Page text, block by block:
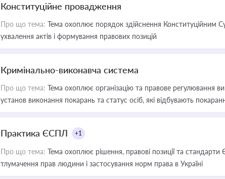
Конституційне провадження
Про що тема: Тема охоплює порядок здійснення Конституційним
ухвалення актів і формування правових позицій
Кримінально-виконавча система
Про що тема: Тема охоплює організацію та правове регулювання
установ виконання покарань та статус осіб, які відбувають
Практика ЄСПЛ +1
Про що тема: Тема охоплює рішення, правові позиції та
тлумачення прав людини і застосування норм права в Україні